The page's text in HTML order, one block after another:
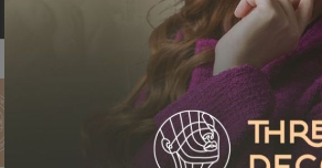
Thread Decode
Author: Pele Digital
$1,029.00
(+ applicable taxes.Click here for more